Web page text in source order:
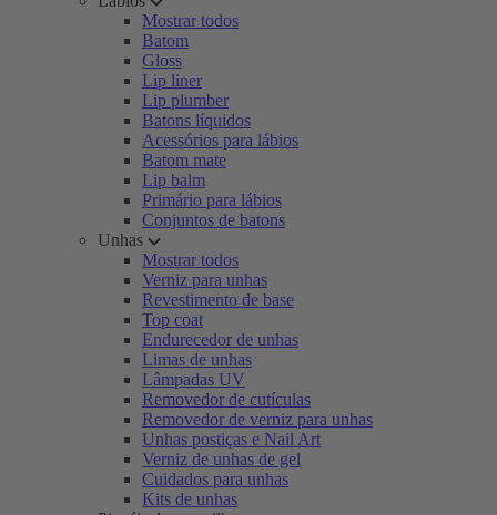
Mostrar todos
Batom
Gloss
Lip liner
Lip plumber
Batons líquidos
Acessórios para lábios
Batom mate
Lip balm
Primário para lábios
Conjuntos de batons
Unhas
Mostrar todos
Verniz para unhas
Revestimento de base
Top coat
Endurecedor de unhas
Limas de unhas
Lâmpadas UV
Removedor de cutículas
Removedor de verniz para unhas
Unhas postiças e Nail Art
Verniz de unhas de gel
Cuidados para unhas
Kits de unhas